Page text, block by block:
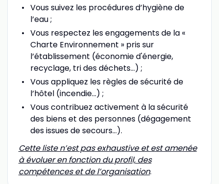
Vous suivez les procédures d’hygiène de
l’eau ;
Vous respectez les engagements de la «
Charte Environnement » pris sur
l’établissement (économie d'énergie,
recyclage, tri des déchets...) ;
Vous appliquez les règles de sécurité de
l’hôtel (incendie...) ;
Vous contribuez activement à la sécurité
des biens et des personnes (dégagement
des issues de secours…).
Cette liste n’est pas exhaustive et est amenée
à évoluer en fonction du profil, des
compétences et de l’organisation.